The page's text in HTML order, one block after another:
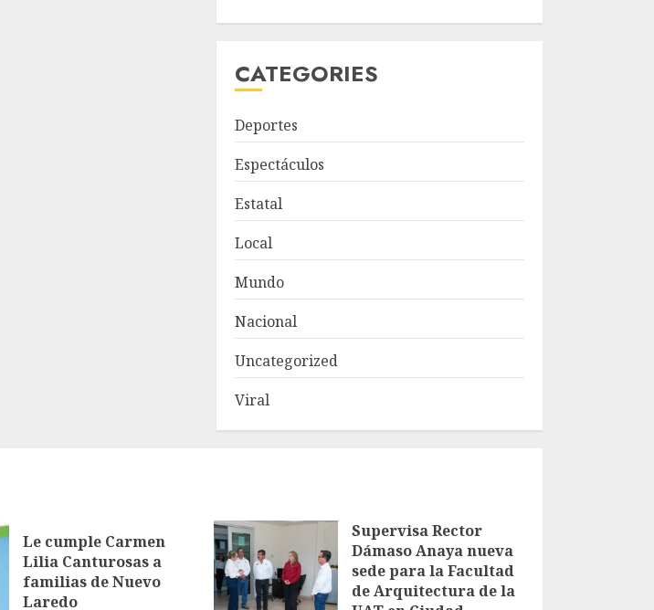
CATEGORIES
Deportes
Espectáculos
Estatal
Local
Mundo
Nacional
Uncategorized
Viral
Le cumple Carmen
Lilia Canturosas a
familias de Nuevo
Laredo
Supervisa Rector
Dámaso Anaya nueva
sede para la Facultad
de Arquitectura de la